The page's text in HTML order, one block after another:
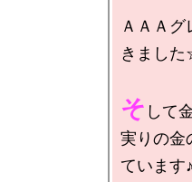
ＡＡＡ
きまし
そ して
実りの金